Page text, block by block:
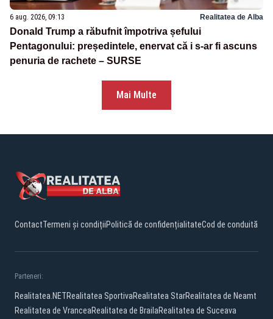
6 aug. 2026, 09:13 Realitatea de Alba
Donald Trump a răbufnit împotriva șefului
Pentagonului: președintele, enervat că i s-ar fi ascuns
penuria de rachete – SURSE
Mai Multe
ContactTermeni și condițiiPolitică de confidențialitateCod de conduită
Parteneri:
Realitatea.NETRealitatea SportivaRealitatea StarRealitatea de Neamt
Realitatea de VranceaRealitatea de BrailaRealitatea de Suceava